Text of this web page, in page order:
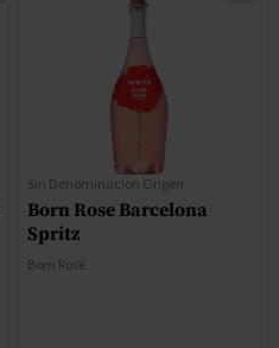
Sin Denominacion Origen
Born Rose Barcelona
Spritz
Born Rosé